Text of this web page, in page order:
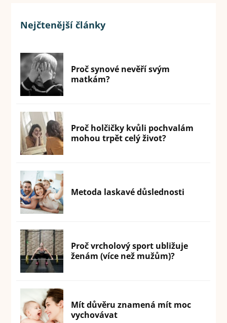
Nejčtenější články
Proč synové nevěří svým
matkám?
Proč holčičky kvůli pochvalám
mohou trpět celý život?
Metoda laskavé důslednosti
Proč vrcholový sport ubližuje
ženám (více než mužům)?
Mít důvěru znamená mít moc
vychovávat